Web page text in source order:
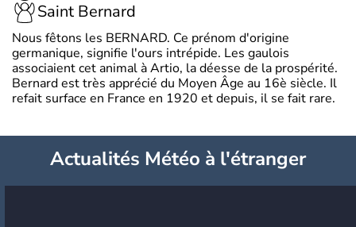
Saint Bernard
Nous fêtons les BERNARD. Ce prénom d'origine
germanique, signifie l'ours intrépide. Les gaulois
associaient cet animal à Artio, la déesse de la prospérité.
Bernard est très apprécié du Moyen Âge au 16è siècle. Il
refait surface en France en 1920 et depuis, il se fait rare.
Actualités Météo à l'étranger